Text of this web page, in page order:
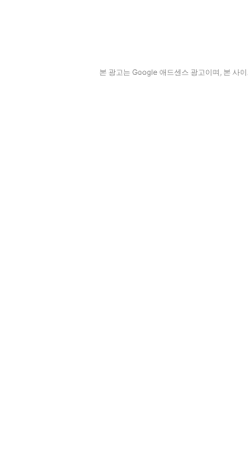
본 광고는 Google 애드센스 광고이며, 본 사